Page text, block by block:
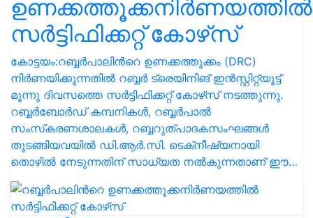
ഉണക്കത്തൂക്കനിര്‍ണയത്തില്‍
സര്‍ട്ടിഫിക്കറ്റ് കോഴ്‌സ്
കോട്ടയം:റബ്ബര്‍പാലിന്‍റെ ഉണക്കത്തൂക്കം (DRC)
നിര്‍ണയിക്കുന്നതില്‍ റബ്ബര്‍ ട്രെയിനിങ് ഇന്‍സ്റ്റിറ്റ്യൂട്ട്
മൂന്നു ദിവസത്തെ സര്‍ട്ടിഫിക്കറ്റ് കോഴ്‌സ് നടത്തുന്നു.
റബ്ബര്‍ബോര്‍ഡ് കമ്പനികള്‍, റബ്ബര്‍പാല്‍
സംസ്‌കരണശാലകള്‍, റബ്ബറുത്പാദകസംഘങ്ങള്‍
തുടങ്ങിയവയില്‍ ഡി.ആര്‍.സി. ടെക്‌നീഷ്യനായി
തൊഴില്‍ നേടുന്നതിന് സാധ്യത നല്‍കുന്നതാണ് ഈ…